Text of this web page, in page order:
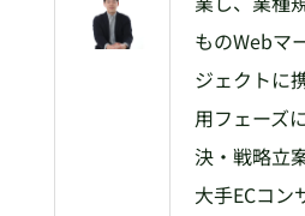
ものWebマ
ジェクトに
用フェーズ
決・戦略立
大手ECコン